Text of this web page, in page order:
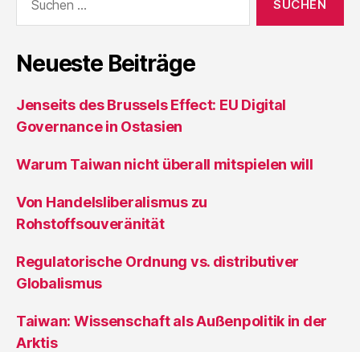
nach:
Neueste Beiträge
Jenseits des Brussels Effect: EU Digital
Governance in Ostasien
Warum Taiwan nicht überall mitspielen will
Von Handelsliberalismus zu
Rohstoffsouveränität
Regulatorische Ordnung vs. distributiver
Globalismus
Taiwan: Wissenschaft als Außenpolitik in der
Arktis